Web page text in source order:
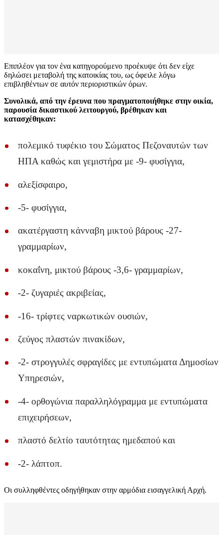
Επιπλέον για τον ένα κατηγορούμενο προέκυψε ότι δεν είχε
δηλώσει μεταβολή της κατοικίας του, ως όφειλε λόγω
επιβληθέντων σε αυτόν περιοριστικών όρων.
Συνολικά, από την έρευνα που πραγματοποιήθηκε στην οικία,
παρουσία δικαστικού λειτουργού, βρέθηκαν και
κατασχέθηκαν:
πολεμικό τυφέκιο του Σώματος Πεζοναυτών των
ΗΠΑ καθώς και γεμιστήρα με -9- φυσίγγια,
αλεξίσφαιρο,
-5- φυσίγγια,
ακατέργαστη κάνναβη μικτού βάρους -27-
γραμμαρίων,
κοκαΐνη, μικτού βάρους -3,6- γραμμαρίων,
-2- ζυγαριές ακριβείας,
-16- τρίφτες ναρκωτικών ουσιών,
ζεύγος πλαστών πινακίδων,
-2- στρογγυλές σφραγίδες με εντυπώματα Δημοσίων
Υπηρεσιών,
-4- ορθογώνια παραλληλόγραμμα με εντυπώματα
επιχειρήσεων,
πλαστό δελτίο ταυτότητας ημεδαπού και
-2- λάπτοπ.
Οι συλληφθέντες οδηγήθηκαν στην αρμόδια εισαγγελική Αρχή.